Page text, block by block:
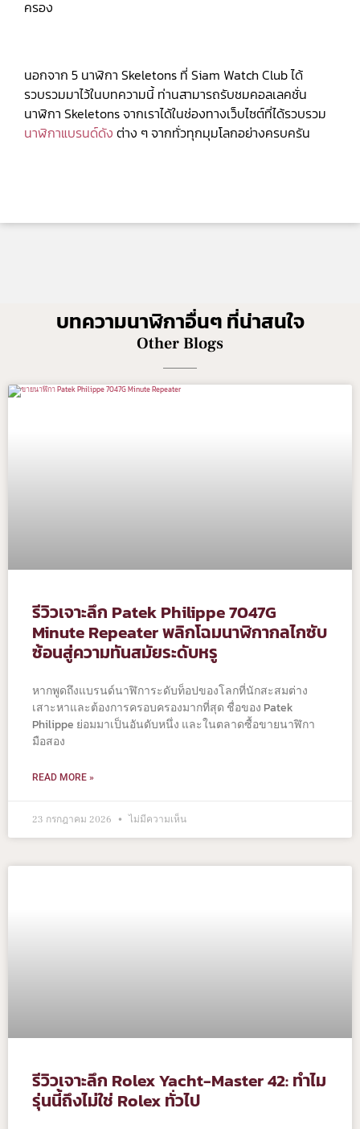
ครอง
นอกจาก 5 นาฬิกา Skeletons ที่ Siam Watch Club ได้
รวบรวมมาไว้ในบทความนี้ ท่านสามารถรับชมคอลเลคชั่น
นาฬิกา Skeletons จากเราได้ในช่องทางเว็บไซต์ที่ได้รวบรวม
นาฬิกาแบรนด์ดัง ต่าง ๆ จากทั่วทุกมุมโลกอย่างครบครัน
บทความนาฬิกาอื่นๆ ที่น่าสนใจ
Other Blogs
รีวิวเจาะลึก Patek Philippe 7047G
Minute Repeater พลิกโฉมนาฬิกากลไกซับ
ซ้อนสู่ความทันสมัยระดับหรู
หากพูดถึงแบรนด์นาฬิการะดับท็อปของโลกที่นักสะสมต่าง
เสาะหาและต้องการครอบครองมากที่สุด ชื่อของ Patek
Philippe ย่อมมาเป็นอันดับหนึ่ง และในตลาดซื้อขายนาฬิกา
มือสอง
READ MORE »
23 กรกฎาคม 2026 ไม่มีความเห็น
รีวิวเจาะลึก Rolex Yacht-Master 42: ทำไม
รุ่นนี้ถึงไม่ใช่ Rolex ทั่วไป